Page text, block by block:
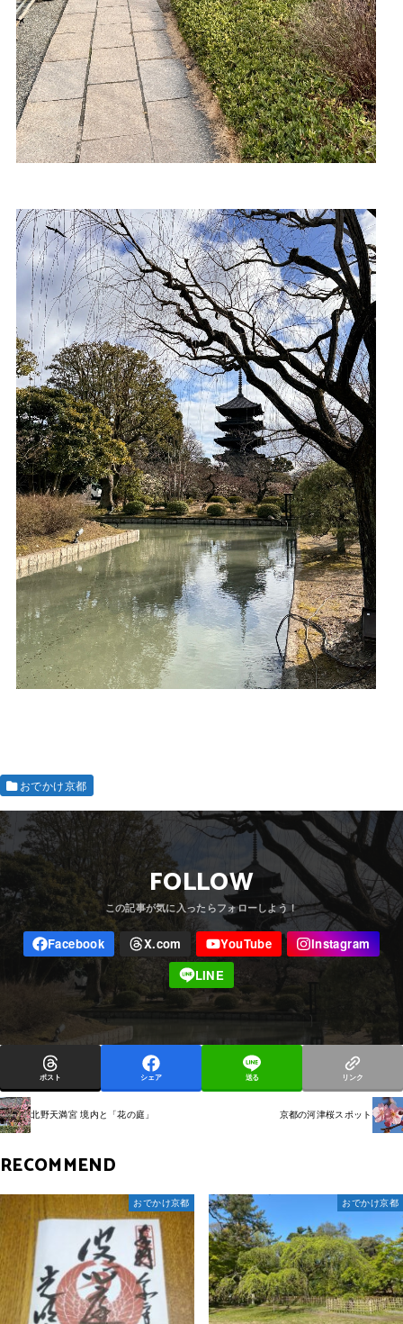
おでかけ京都
FOLLOW
ポスト シェア 送る リンク
北野天満宮 境内と「花の庭」 京都の河津桜スポット
RECOMMEND
おでかけ京都 おでかけ京都